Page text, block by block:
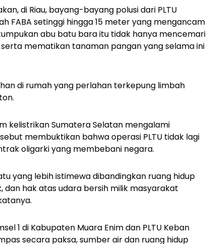
di Riau, bayang-bayang polusi dari PLTU
FABA setinggi hingga 15 meter yang mengancam
abu batu bara itu tidak hanya mencemari
mematikan tanaman pangan yang selama ini
di rumah yang perlahan terkepung limbah
kelistrikan Sumatera Selatan mengalami
membuktikan bahwa operasi PLTU tidak lagi
oligarki yang membebani negara.
yang lebih istimewa dibandingkan ruang hidup
dan hak atas udara bersih milik masyarakat
1 di Kabupaten Muara Enim dan PLTU Keban
secara paksa, sumber air dan ruang hidup